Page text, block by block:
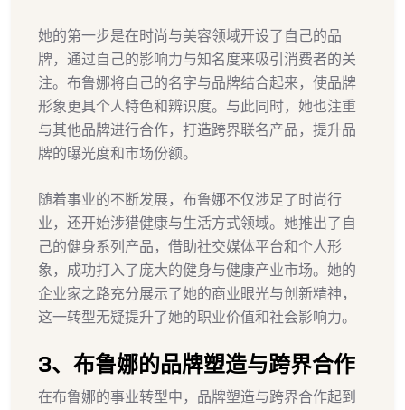
她的第一步是在时尚与美容领域开设了自己的品
牌，通过自己的影响力与知名度来吸引消费者的关
注。布鲁娜将自己的名字与品牌结合起来，使品牌
形象更具个人特色和辨识度。与此同时，她也注重
与其他品牌进行合作，打造跨界联名产品，提升品
牌的曝光度和市场份额。
随着事业的不断发展，布鲁娜不仅涉足了时尚行
业，还开始涉猎健康与生活方式领域。她推出了自
己的健身系列产品，借助社交媒体平台和个人形
象，成功打入了庞大的健身与健康产业市场。她的
企业家之路充分展示了她的商业眼光与创新精神，
这一转型无疑提升了她的职业价值和社会影响力。
3、布鲁娜的品牌塑造与跨界合作
在布鲁娜的事业转型中，品牌塑造与跨界合作起到